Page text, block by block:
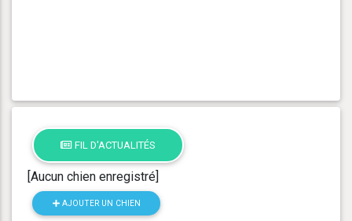
FIL D'ACTUALITÉS
[Aucun chien enregistré]
AJOUTER UN CHIEN